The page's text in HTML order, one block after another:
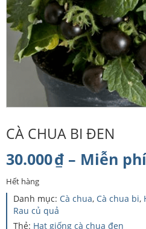
CÀ CHUA BI ĐEN
30.000₫ – Miễn phí
Hết hàng
Danh mục: Cà chua, Cà chua bi,
Rau củ quả
Thẻ: Hạt giống cà chua đen